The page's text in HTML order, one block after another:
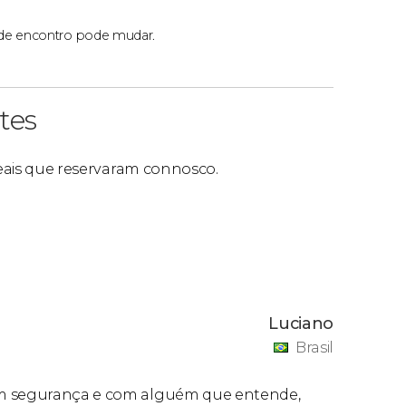
encontro pode mudar.
que reservaram connosco.
Luciano
Brasil
segurança e com alguém que entende,